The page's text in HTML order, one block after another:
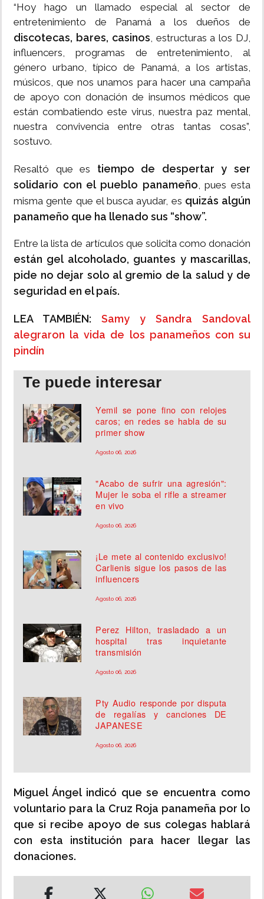
“Hoy hago un llamado especial al sector de
entretenimiento de Panamá a los dueños de
discotecas, bares, casinos, estructuras a los DJ,
influencers, programas de entretenimiento, al
género urbano, típico de Panamá, a los artistas,
músicos, que nos unamos para hacer una campaña
de apoyo con donación de insumos médicos que
están combatiendo este virus, nuestra paz mental,
nuestra convivencia entre otras tantas cosas”,
sostuvo.
Resaltó que es tiempo de despertar y ser
solidario con el pueblo panameño, pues esta
misma gente que el busca ayudar, es quizás algún
panameño que ha llenado sus “show”.
Entre la lista de artículos que solicita como donación
están gel alcoholado, guantes y mascarillas,
pide no dejar solo al gremio de la salud y de
seguridad en el país.
LEA TAMBIÉN: Samy y Sandra Sandoval
alegraron la vida de los panameños con su
pindín
Te puede interesar
Yemil se pone fino con relojes
caros; en redes se habla de su
primer show
Agosto 06, 2026
"Acabo de sufrir una agresión":
Mujer le soba el rifle a streamer
en vivo
Agosto 06, 2026
¡Le mete al contenido exclusivo!
Carlienis sigue los pasos de las
influencers
Agosto 06, 2026
Perez Hilton, trasladado a un
hospital tras inquietante
transmisión
Agosto 06, 2026
Pty Audio responde por disputa
de regalías y canciones DE
JAPANESE
Agosto 06, 2026
Miguel Ángel indicó que se encuentra como
voluntario para la Cruz Roja panameña por lo
que si recibe apoyo de sus colegas hablará
con esta institución para hacer llegar las
donaciones.